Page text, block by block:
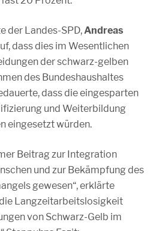
der Landes-SPD,Andreas
dass dies im Wesentlichen
der schwarz-gelben
des Bundeshaushaltes
dass die eingesparten
und Weiterbildung
eingesetzt würden.
Beitrag zur Integration
und zur Bekämpfung des
gewesen“, erklärte
Langzeitarbeitslosigkeit
von Schwarz-Gelb im